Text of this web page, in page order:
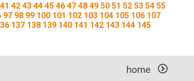
41 42 43 44 45 46 47 48 49 50 51 52 53 54 55
97 98 99 100 101 102 103 104 105 106 107
137 138 139 140 141 142 143 144 145
home